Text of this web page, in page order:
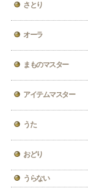
さとり
オーラ
まものマスター
アイテムマスター
うた
おどり
うらない